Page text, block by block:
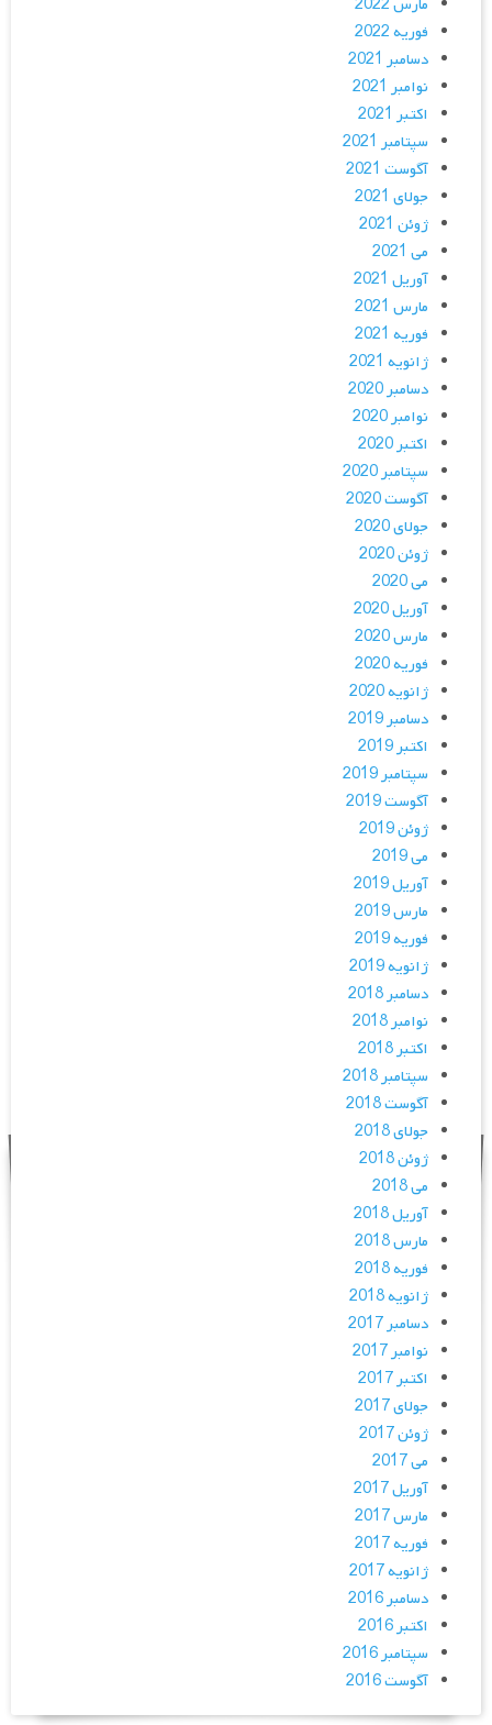
فوریه 2022
دسامبر 2021
نوامبر 2021
اکتبر 2021
سپتامبر 2021
آگوست 2021
جولای 2021
ژوئن 2021
می 2021
آوریل 2021
مارس 2021
فوریه 2021
ژانویه 2021
دسامبر 2020
نوامبر 2020
اکتبر 2020
سپتامبر 2020
آگوست 2020
جولای 2020
ژوئن 2020
می 2020
آوریل 2020
مارس 2020
فوریه 2020
ژانویه 2020
دسامبر 2019
اکتبر 2019
سپتامبر 2019
آگوست 2019
ژوئن 2019
می 2019
آوریل 2019
مارس 2019
فوریه 2019
ژانویه 2019
دسامبر 2018
نوامبر 2018
اکتبر 2018
سپتامبر 2018
آگوست 2018
جولای 2018
ژوئن 2018
می 2018
آوریل 2018
مارس 2018
فوریه 2018
ژانویه 2018
دسامبر 2017
نوامبر 2017
اکتبر 2017
جولای 2017
ژوئن 2017
می 2017
آوریل 2017
مارس 2017
فوریه 2017
ژانویه 2017
دسامبر 2016
اکتبر 2016
سپتامبر 2016
آگوست 2016